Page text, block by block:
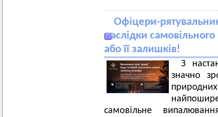
Офіцери-
наслідки
або її залишків!
З
значно
самовільне